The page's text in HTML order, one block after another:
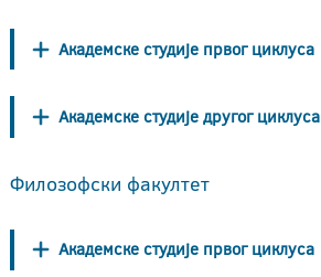
Академске студије првог циклуса
Академске студије другог циклуса
Филозофски факултет
Академске студије првог циклуса